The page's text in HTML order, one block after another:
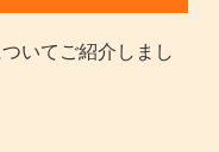
いてご紹介しまし